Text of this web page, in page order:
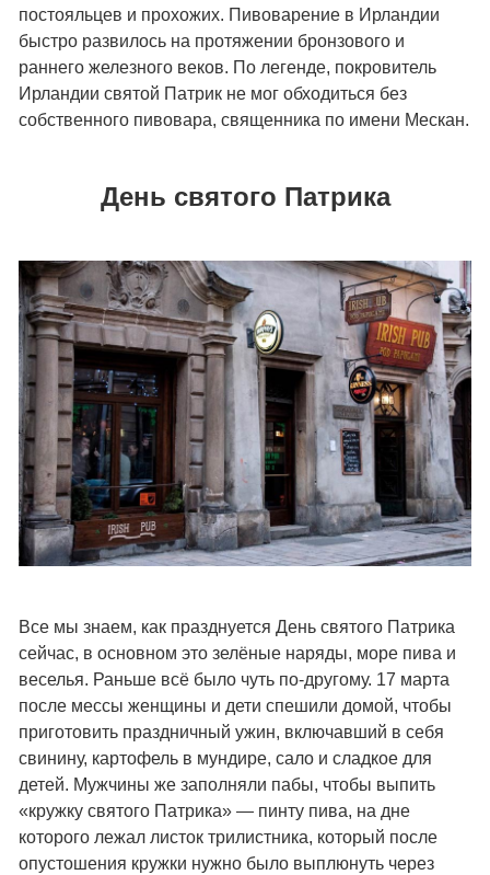
постояльцев и прохожих. Пивоварение в Ирландии
быстро развилось на протяжении бронзового и
раннего железного веков. По легенде, покровитель
Ирландии святой Патрик не мог обходиться без
собственного пивовара, священника по имени Мескан.
День святого Патрика
Все мы знаем, как празднуется День святого Патрика
сейчас, в основном это зелёные наряды, море пива и
веселья. Раньше всё было чуть по-другому. 17 марта
после мессы женщины и дети спешили домой, чтобы
приготовить праздничный ужин, включавший в себя
свинину, картофель в мундире, сало и сладкое для
детей. Мужчины же заполняли пабы, чтобы выпить
«кружку святого Патрика» — пинту пива, на дне
которого лежал листок трилистника, который после
опустошения кружки нужно было выплюнуть через